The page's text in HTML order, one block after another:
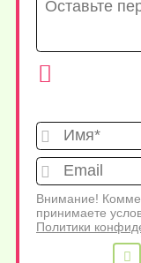
Внимание!
принимаете
Политики